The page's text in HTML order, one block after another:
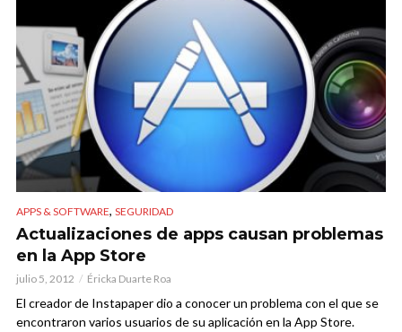
APPS & SOFTWARE, SEGURIDAD
Actualizaciones de apps causan problemas
en la App Store
julio 5, 2012 Éricka Duarte Roa
El creador de Instapaper dio a conocer un problema con el que se
encontraron varios usuarios de su aplicación en la App Store.